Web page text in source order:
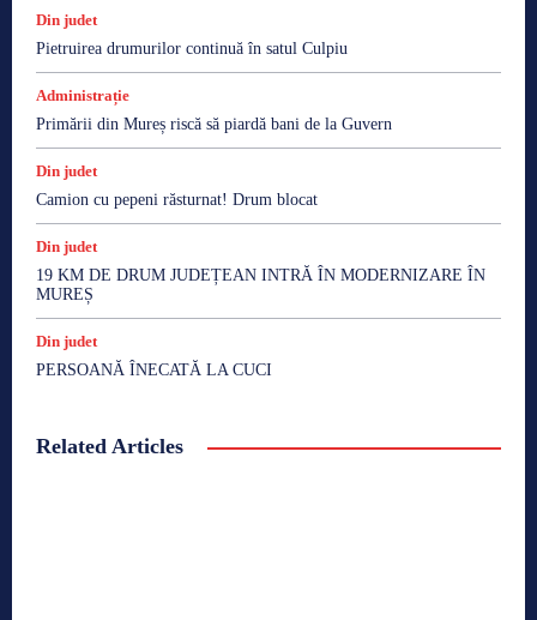
Din judet
Pietruirea drumurilor continuă în satul Culpiu
Administrație
Primării din Mureș riscă să piardă bani de la Guvern
Din judet
Camion cu pepeni răsturnat! Drum blocat
Din judet
19 KM DE DRUM JUDEȚEAN INTRĂ ÎN MODERNIZARE ÎN
MUREȘ
Din judet
PERSOANĂ ÎNECATĂ LA CUCI
Related Articles